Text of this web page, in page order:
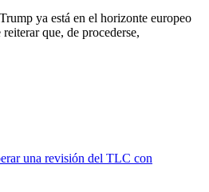
ya está en el horizonte europeo
que, de procederse,